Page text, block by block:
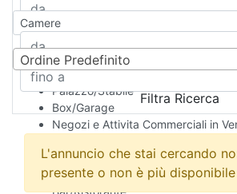
Rustico/Casale
Camera d'Albergo
Multiproprietà
Palazzo/Stabile
Box/Garage
Negozi e Attivita Commerciali in
Attività/Licenza Commerciale
Azienda Agricola
Bar/Ristorante
Camere
Ordine Predefinito
Filtra Ricerca
L'annuncio che stai cercando
presente o non è più disponibile